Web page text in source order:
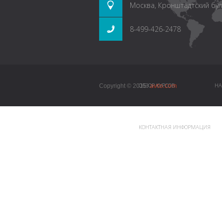
Москва, Кронштадтский
8-499-426-2478
Copyright © 2015.avto.com
ОБЗОР КУРСОВ
КОНТАКТНАЯ ИНФОРМАЦИЯ